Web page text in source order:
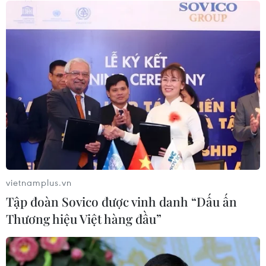
07/08/2026 12:46
Xem thêm
CƠ QUAN CHỦ QUẢN: THÔNG TẤN XÃ VIỆT NAM
Tổng Biên tập: TRẦN TIẾN DUẨN
Phó Tổng Biên tập: NGUYỄN THỊ TÁM, KHÚC THANH
THỦY
Sở hữu trí tuệ
Quy định sử dụng
vietnamplus.vn
Tập đoàn Sovico được vinh danh “Dấu ấn
Thương hiệu Việt hàng đầu”